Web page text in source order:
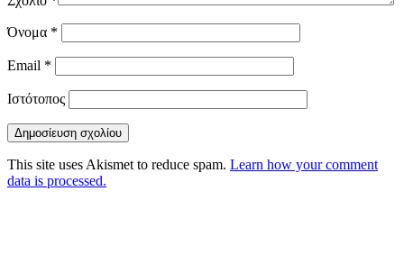
Όνομα *
Email *
Ιστότοπος
This site uses Akismet to reduce spam. Learn how your comment
data is processed.